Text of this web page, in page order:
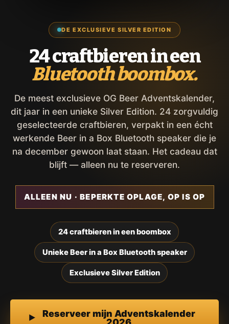
DE EXCLUSIEVE SILVER EDITION
24 craftbieren in een
Bluetooth boombox.
De meest exclusieve OG Beer Adventskalender,
dit jaar in een unieke Silver Edition. 24 zorgvuldig
geselecteerde craftbieren, verpakt in een écht
werkende Beer in a Box Bluetooth speaker die je
na december gewoon laat staan. Het cadeau dat
blijft — alleen nu te reserveren.
ALLEEN NU · BEPERKTE OPLAGE, OP IS OP
24 craftbieren in een boombox
Unieke Beer in a Box Bluetooth speaker
Exclusieve Silver Edition
Reserveer mijn Adventskalender